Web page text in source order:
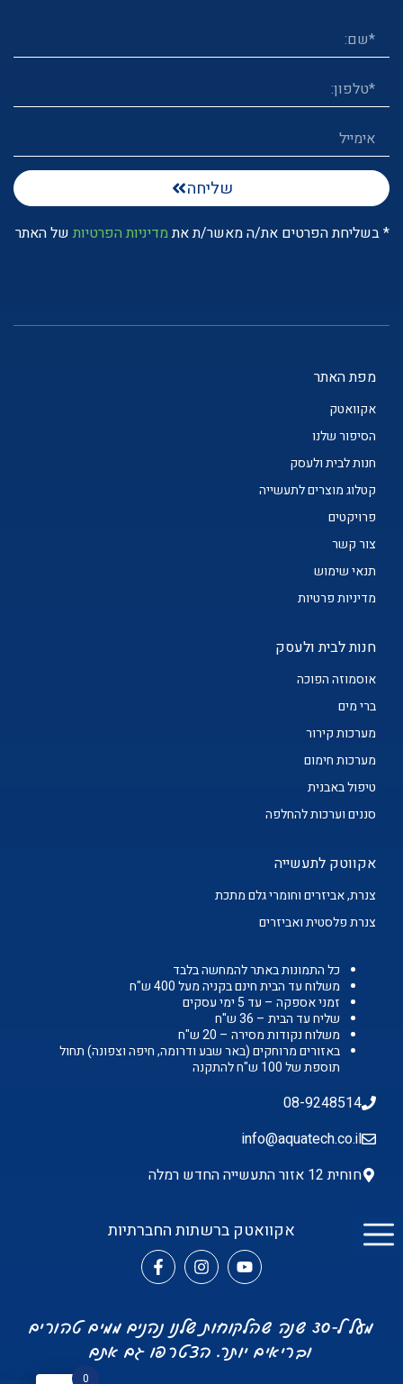
שליחה
* בשליחת הפרטים את/ה מאשר/ת אתמדיניות הפרטיות של האתר
מפת האתר
אקוואטק
הסיפור שלנו
חנות לבית ולעסק
קטלוג מוצרים לתעשייה
פרויקטים
צור קשר
תנאי שימוש
מדיניות פרטיות
חנות לבית ולעסק
אוסמוזה הפוכה
ברי מים
מערכות קירור
מערכות חימום
טיפול באבנית
סננים וערכות להחלפה
אקווטק לתעשייה
צנרת, אביזרים וחומרי גלם מתכת
צנרת פלסטית ואביזרים
כל התמונות באתר להמחשה בלבד
משלוח עד הבית חינם בקניה מעל 400 ש"ח
זמני אספקה – עד 5 ימי עסקים
שליח עד הבית – 36 ש"ח
משלוח נקודות מסירה – 20 ש"ח
באזורים מרוחקים (באר שבע ודרומה, חיפה וצפונה) תחול
תוספת של 100 ש"ח להתקנה
08-9248514
info@aquatech.co.il
חוחית 12 אזור התעשייה החדש רמלה
אקוואטק ברשתות החברתיות
מעל ל-30 שנה שהלקוחות שלנו נהנים ממים טהורים
ובריאים יותר. הצטרפו גם אתם
0